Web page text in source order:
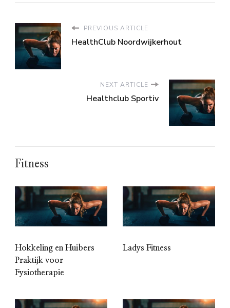
PREVIOUS ARTICLE
HealthClub Noordwijkerhout
NEXT ARTICLE
Healthclub Sportiv
Fitness
Hokkeling en Huibers
Praktijk voor
Fysiotherapie
Ladys Fitness